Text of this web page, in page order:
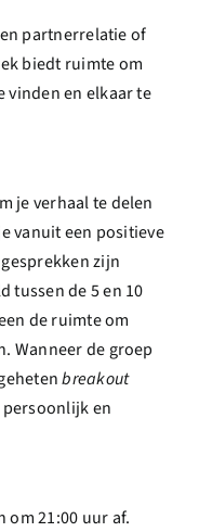
partnerrelatie of
biedt ruimte om
vinden en elkaar te
je verhaal te delen
vanuit een positieve
zijn
tussen de 5 en 10
de ruimte om
Wanneer de groep
breakout
en
om 21:00 uur af.